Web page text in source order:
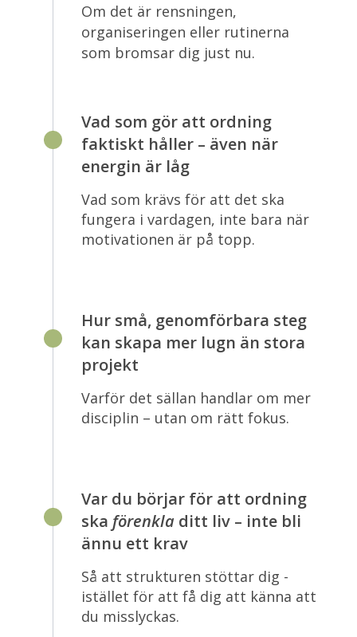
Om det är rensningen,
organiseringen eller rutinerna
som bromsar dig just nu.
Vad som gör att ordning
faktiskt håller – även när
energin är låg
Vad som krävs för att det ska
fungera i vardagen, inte bara när
motivationen är på topp.
Hur små, genomförbara steg
kan skapa mer lugn än stora
projekt
Varför det sällan handlar om mer
disciplin – utan om rätt fokus.
Var du börjar för att ordning
ska förenkla ditt liv – inte bli
ännu ett krav
Så att strukturen stöttar dig -
istället för att få dig att känna att
du misslyckas.